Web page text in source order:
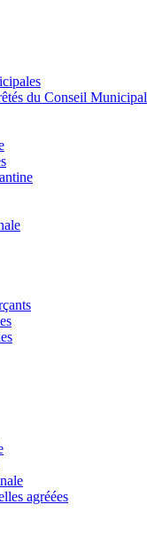
du Conseil Municipal
agréées